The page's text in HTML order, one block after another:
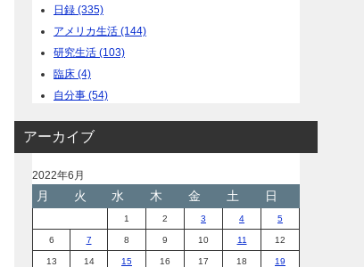
日録 (335)
アメリカ生活 (144)
研究生活 (103)
臨床 (4)
自分事 (54)
アーカイブ
2022年6月
月 火 水 木 金 土 日
1 2 3 4 5
6 7 8 9 10 11 12
13 14 15 16 17 18 19